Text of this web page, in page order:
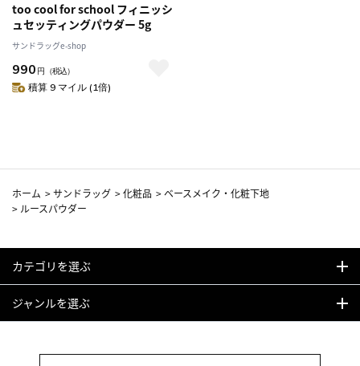
too cool for school フィニッシ
ュセッティングパウダー 5g
サンドラッグe-shop
990 円 （税込）
積算 9 マイル (1倍)
ホーム >サンドラッグ >化粧品 >ベースメイク・化粧下地
> ルースパウダー
カテゴリを選ぶ
ジャンルを選ぶ